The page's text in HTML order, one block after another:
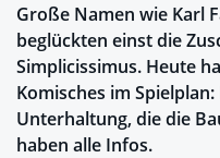
Große Namen wie Karl
beglückten einst die
Simplicissimus. Heute
Komisches im
Unterhaltung, die die
haben alle Infos.